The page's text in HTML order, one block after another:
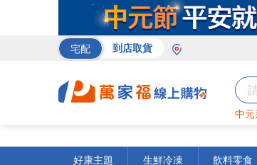
宅配 到店取貨
中
好康主題
生鮮冷凍 飲料零食